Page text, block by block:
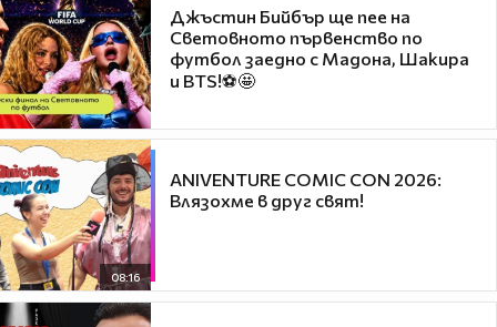
Джъстин Бийбър ще пее на
Световното първенство по
футбол заедно с Мадона, Шакира
и BTS!⚽🤩
08:16
ANIVENTURE COMIC CON 2026:
Влязохме в друг свят!